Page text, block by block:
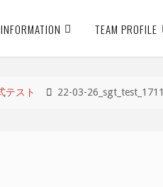
INFORMATION TEAM PROFILE
テスト 22-03-26_sgt_test_1711